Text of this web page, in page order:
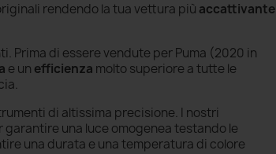
rendendo la tua vettura più accattivante
Prima di essere vendute per Puma (2020 in
e un efficienza molto superiore a tutte le
di altissima precisione. I nostri
una luce omogenea testando le
una durata e una temperatura di colore